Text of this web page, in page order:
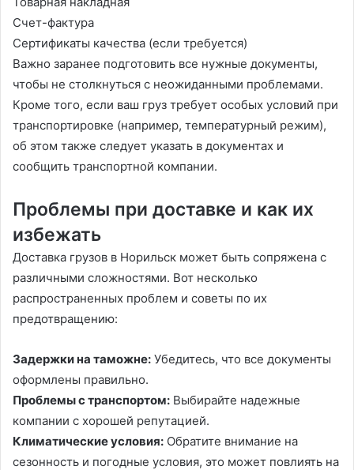
Счет-фактура
Сертификаты качества (если требуется)
Важно заранее подготовить все нужные документы,
чтобы не столкнуться с неожиданными проблемами.
Кроме того, если ваш груз требует особых условий при
транспортировке (например, температурный режим),
об этом также следует указать в документах и
сообщить транспортной компании.
Проблемы при доставке и как их
избежать
Доставка грузов в Норильск может быть сопряжена с
различными сложностями. Вот несколько
распространенных проблем и советы по их
предотвращению:
Задержки на таможне: Убедитесь, что все документы
оформлены правильно.
Проблемы с транспортом: Выбирайте надежные
компании с хорошей репутацией.
Климатические условия: Обратите внимание на
сезонность и погодные условия, это может повлиять на